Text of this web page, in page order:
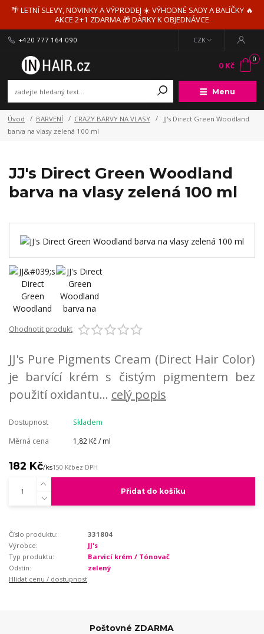
🌴 LETNÍ SLEVY, NOVINKY A VÝPRODEJ ☀️ VÝHODNÉ SADY A BALÍČKY 🔥
AKCE 2+1 ZDARMA 🎁 DÁRKY K OBJEDNÁVCE
Menu
CZK
+420 777 164 090
0
0 Kč
Úvod BARVENÍ CRAZY BARVY NA VLASY
JJ's Direct Green Woodland
barva na vlasy zelená 100 ml
JJ's Direct Green Woodland
barva na vlasy zelená 100 ml
Ohodnotit produkt
JJ's Pure Pigments Cream (Direct Hair Color)
je barvící krém s čistým pigmentem bez
použití oxidantu... celý popis
Dostupnost
Skladem
Měrná cena
1,82 Kč / ml
182 Kč/ks150 Kčbez DPH
Přidat do košíku
Číslo produktu:
331804
Výrobce:
JJ's
Typ produktu:
Barvicí krém / Tónovač
Odstín:
zelený
Hlídat cenu / dostupnost
Poštovné ZDARMA